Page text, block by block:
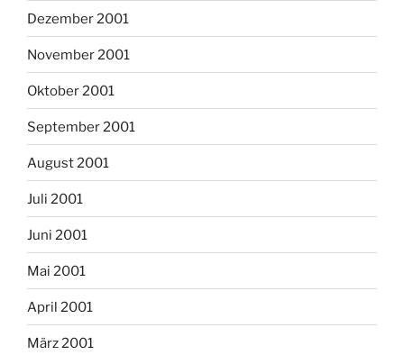
Dezember 2001
November 2001
Oktober 2001
September 2001
August 2001
Juli 2001
Juni 2001
Mai 2001
April 2001
März 2001